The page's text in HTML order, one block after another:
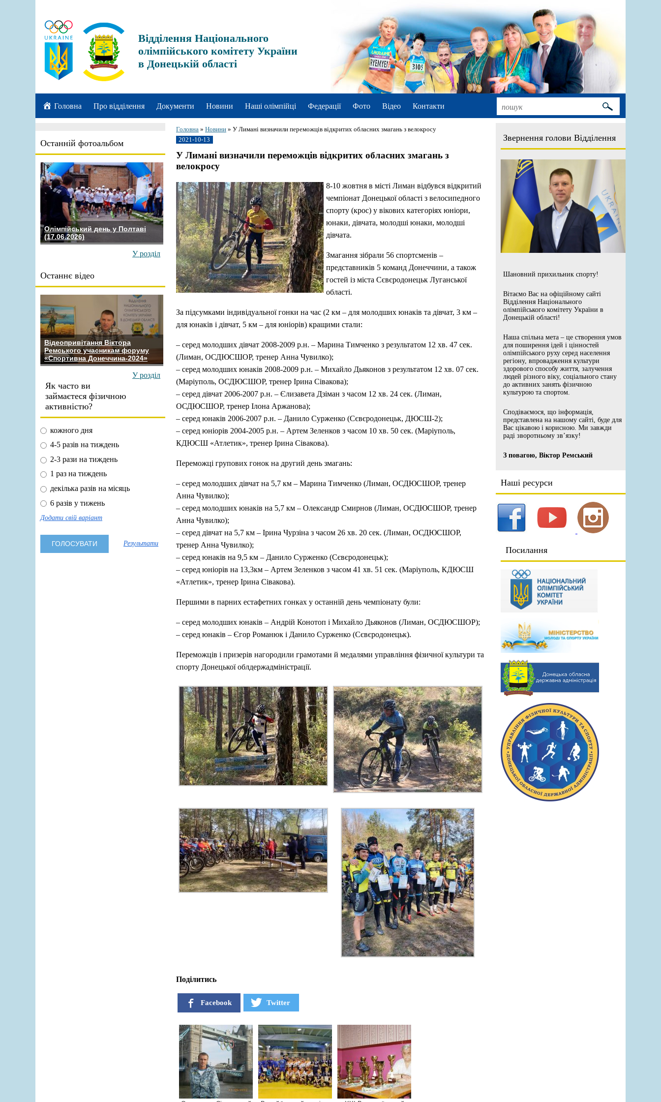
Відділення Національного
олімпійського комітету України
в Донецькій області
Головна Про відділення Документи Новини Наші олімпійці Федерації Фото Відео Контакти
Останній фотоальбом
Олімпійський день у Полтаві
(17.06.2026)
У розділ
Останнє відео
Відеопривітання Віктора
Ремського учасникам форуму
«Спортивна Донеччина-2024»
У розділ
Як часто ви
займаєтеся фізичною
активністю?
кожного дня
4-5 разів на тиждень
2-3 рази на тиждень
1 раз на тиждень
декілька разів на місяць
6 разів у тижень
Додати свій варіант
Результати
Звернення голови Відділення
Шановний прихильник спорту!
Вітаємо Вас на офіційному сайті
Відділення Національного
олімпійського комітету України в
Донецькій області!
Наша спільна мета – це створення умов
для поширення ідей і цінностей
олімпійського руху серед населення
регіону, впровадження культури
здорового способу життя, залучення
людей різного віку, соціального стану
до активних занять фізичною
культурою та спортом.
Сподіваємося, що інформація,
представлена на нашому сайті, буде для
Вас цікавою і корисною. Ми завжди
раді зворотньому зв’язку!
З повагою, Віктор Ремський
Наші ресурси
Посилання
Головна » Новини » У Лимані визначили переможців відкритих обласних змагань з велокросу
2021-10-13
У Лимані визначили переможців відкритих обласних змагань з
велокросу
8-10 жовтня в місті Лиман відбувся відкритий
чемпіонат Донецької області з велосипедного
спорту (крос) у вікових категоріях юніори,
юнаки, дівчата, молодші юнаки, молодші
дівчата.
Змагання зібрали 56 спортсменів –
представників 5 команд Донеччини, а також
гостей із міста Сєвєродонецьк Луганської
області.
За підсумками індивідуальної гонки на час (2 км – для молодших юнаків та дівчат, 3 км –
для юнаків і дівчат, 5 км – для юніорів) кращими стали:
– серед молодших дівчат 2008-2009 р.н. – Марина Тимченко з результатом 12 хв. 47 сек.
(Лиман, ОСДЮСШОР, тренер Анна Чувилко);
– серед молодших юнаків 2008-2009 р.н. – Михайло Дьяконов з результатом 12 хв. 07 сек.
(Маріуполь, ОСДЮСШОР, тренер Ірина Сівакова);
– серед дівчат 2006-2007 р.н. – Єлизавета Дзіман з часом 12 хв. 24 сек. (Лиман,
ОСДЮСШОР, тренер Ілона Аржанова);
– серед юнаків 2006-2007 р.н. – Данило Сурженко (Сєвєродонецьк, ДЮСШ-2);
– серед юніорів 2004-2005 р.н. – Артем Зеленков з часом 10 хв. 50 сек. (Маріуполь,
КДЮСШ «Атлетик», тренер Ірина Сівакова).
Переможці групових гонок на другий день змагань:
– серед молодших дівчат на 5,7 км – Марина Тимченко (Лиман, ОСДЮСШОР, тренер
Анна Чувилко);
– серед молодших юнаків на 5,7 км – Олександр Смирнов (Лиман, ОСДЮСШОР, тренер
Анна Чувилко);
– серед дівчат на 5,7 км – Ірина Чурзіна з часом 26 хв. 20 сек. (Лиман, ОСДЮСШОР,
тренер Анна Чувилко);
– серед юнаків на 9,5 км – Данило Сурженко (Сєвєродонецьк);
– серед юніорів на 13,3км – Артем Зеленков з часом 41 хв. 51 сек. (Маріуполь, КДЮСШ
«Атлетик», тренер Ірина Сівакова).
Першими в парних естафетних гонках у останній день чемпіонату були:
– серед молодших юнаків – Андрій Конотоп і Михайло Дьяконов (Лиман, ОСДЮСШОР);
– серед юнаків – Єгор Романюк і Данило Сурженко (Сєвєродонецьк).
Переможців і призерів нагородили грамотами й медалями управління фізичної культури та
спорту Донецької облдержадміністрації.
Поділитись
Facebook Twitter